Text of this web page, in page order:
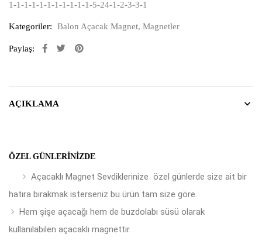
1-1-1-1-1-1-1-1-1-1-1-5-24-1-2-3-3-1
Kategoriler: Balon Açacak Magnet, Magnetler
Paylaş:
AÇIKLAMA
ÖZEL GÜNLERINIZDE
Açacaklı Magnet Sevdiklerinize özel günlerde size ait bir
hatıra bırakmak isterseniz bu ürün tam size göre.
Hem şişe açacağı hem de buzdolabı süsü olarak
kullanılabilen açacaklı magnettir.